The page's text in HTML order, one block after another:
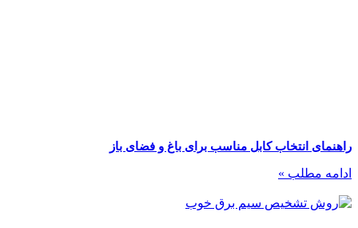
راهنمای انتخاب کابل مناسب برای باغ و فضای باز
ادامه مطلب »